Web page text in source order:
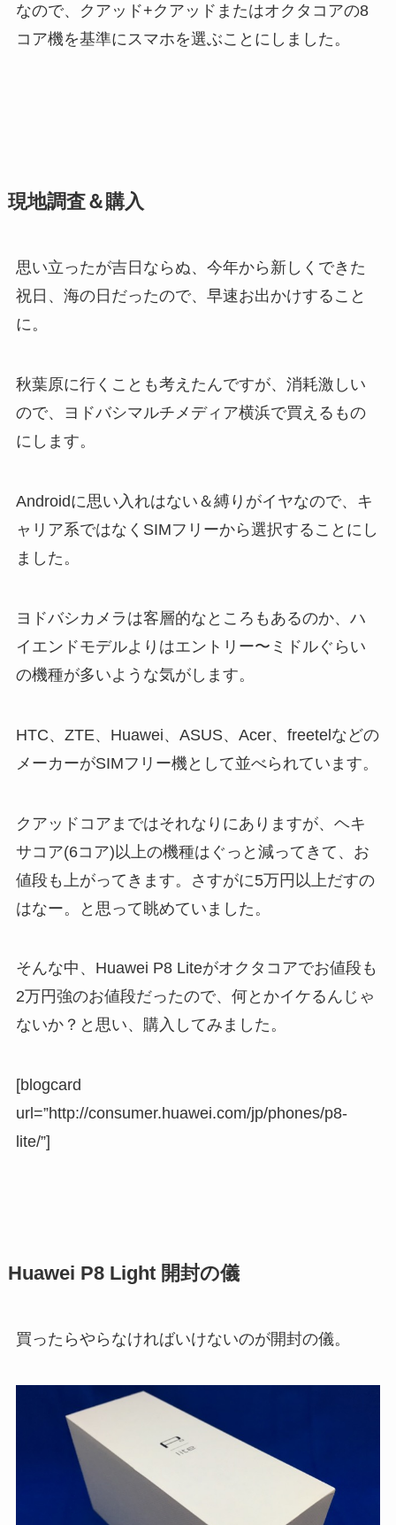
なので、クアッド+クアッドまたはオクタコアの8
コア機を基準にスマホを選ぶことにしました。
現地調査＆購入
思い立ったが吉日ならぬ、今年から新しくできた
祝日、海の日だったので、早速お出かけすること
に。
秋葉原に行くことも考えたんですが、消耗激しい
ので、ヨドバシマルチメディア横浜で買えるもの
にします。
Androidに思い入れはない＆縛りがイヤなので、キ
ャリア系ではなくSIMフリーから選択することにし
ました。
ヨドバシカメラは客層的なところもあるのか、ハ
イエンドモデルよりはエントリー〜ミドルぐらい
の機種が多いような気がします。
HTC、ZTE、Huawei、ASUS、Acer、freetelなどの
メーカーがSIMフリー機として並べられています。
クアッドコアまではそれなりにありますが、ヘキ
サコア(6コア)以上の機種はぐっと減ってきて、お
値段も上がってきます。さすがに5万円以上だすの
はなー。と思って眺めていました。
そんな中、Huawei P8 Liteがオクタコアでお値段も
2万円強のお値段だったので、何とかイケるんじゃ
ないか？と思い、購入してみました。
[blogcard
url=”http://consumer.huawei.com/jp/phones/p8-
lite/”]
Huawei P8 Light 開封の儀
買ったらやらなければいけないのが開封の儀。